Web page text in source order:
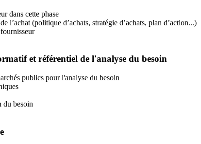
dans cette phase
l’achat (politique d’achats, stratégie d’achats, plan d’action...)
et référentiel de l'analyse du besoin
publics pour l'analyse du besoin
du besoin